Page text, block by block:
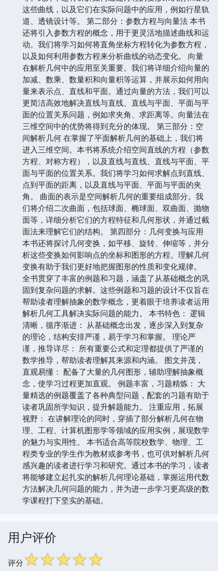
这些曲线，以及它们在实际问题中的应用，例如行星轨
道、透镜设计等。 第二部分：参数方程与向量法 本书
还将引入参数方程的概念，用于更灵活地描述曲线和运
动。我们将学习如何将直角坐标方程转化为参数方程，
以及如何利用参数方程来分析曲线的动态变化。 向量
在解析几何中的应用至关重要。我们将详细介绍向量的
加减、数乘、数量积和向量积等运算，并展示如何用向
量来表示点、直线和平面。通过向量的方法，我们可以
更简洁高效地解决直线与直线、直线与平面、平面与平
面的位置关系问题，例如求夹角、求距离等。向量法在
三维空间中的优势将得到充分的体现。 第三部分：空
间解析几何 在掌握了平面解析几何的基础上，我们将
进入三维空间。本书将系统介绍空间直线的方程（参数
方程、对称方程），以及直线与直线、直线与平面、平
面与平面的位置关系。我们将学习如何求解点到直线、
点到平面的距离，以及直线与平面、平面与平面的夹
角。 曲面的表示是空间解析几何的重要组成部分。我
们将介绍二次曲面，包括球面、椭球面、双曲面、抛物
面等，详细分析它们的方程特征和几何形状，并通过截
面法来理解它们的结构。 第四部分：几何变换与应用
本书还将探讨几何变换，如平移、旋转、伸缩等，并分
析这些变换如何影响点的坐标和图形的方程。理解几何
变换有助于我们更好地把握图形的性质和变化规律。
全书贯穿了丰富的例题和习题，涵盖了从基础概念的巩
固到复杂问题的求解。这些例题和习题的设计不仅旨在
帮助读者理解抽象的数学概念，更着眼于培养读者运用
解析几何工具解决实际问题的能力。 本书特色： 逻辑
清晰，循序渐进： 从基础概念出发，逐步深入到复杂
的理论，结构安排严谨，易于学习和掌握。 理论严
谨，推导详尽： 所有重要公式和定理都提供了严谨的
数学推导，帮助读者理解其来源和内涵。 图文并茂，
直观易懂： 配备了大量的几何图形，辅助理解抽象概
念，使学习过程更加直观。 例题丰富，习题精炼： 大
量精选的例题覆盖了各种典型问题，配套的习题有助于
读者巩固所学知识，提升解题能力。 注重应用，拓展
视野： 在讲解理论的同时，穿插了部分解析几何在物
理、工程、计算机图形学等领域的应用实例，展现数学
的魅力与实用性。 本书适合高等院校数学、物理、工
程类专业的学生作为教材或参考书，也可供对解析几何
感兴趣的读者进行学习和研究。通过本书的学习，读者
将能够建立起扎实的解析几何理论基础，掌握运用代数
方法解决几何问题的能力，并为进一步学习更高级的数
学课程打下坚实的基础。
用户评价
评分☆☆☆☆☆